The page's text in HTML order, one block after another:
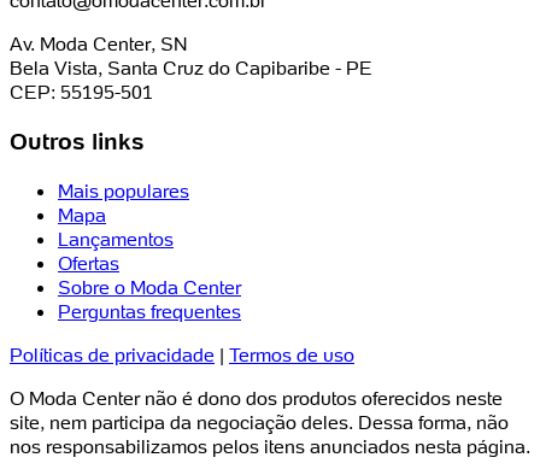
Av. Moda Center, SN
Bela Vista, Santa Cruz do Capibaribe - PE
CEP: 55195-501
Outros links
Mais populares
Mapa
Lançamentos
Ofertas
Sobre o Moda Center
Perguntas frequentes
Políticas de privacidade | Termos de uso
O Moda Center não é dono dos produtos oferecidos neste
site, nem participa da negociação deles. Dessa forma, não
nos responsabilizamos pelos itens anunciados nesta página.